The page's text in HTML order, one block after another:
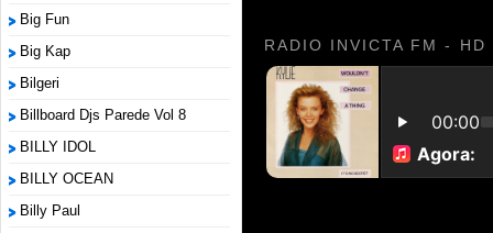
Big Fun
Big Kap
Bilgeri
Billboard Djs Parede Vol 8
BILLY IDOL
BILLY OCEAN
Billy Paul
RADIO INVICTA FM - HD